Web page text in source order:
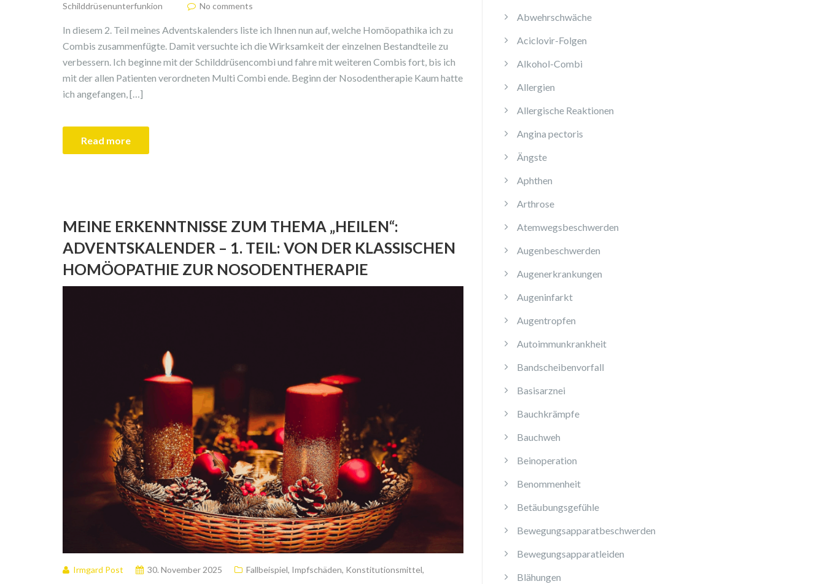
Schilddrüsenunterfunkion
No comments
In diesem 2. Teil meines Adventskalenders liste ich Ihnen nun auf, welche Homöopathika ich zu
Combis zusammenfügte. Damit versuchte ich die Wirksamkeit der einzelnen Bestandteile zu
verbessern. Ich beginne mit der Schilddrüsencombi und fahre mit weiteren Combis fort, bis ich
mit der allen Patienten verordneten Multi Combi ende. Beginn der Nosodentherapie Kaum hatte
ich angefangen, […]
Read more
MEINE ERKENNTNISSE ZUM THEMA „HEILEN“:
ADVENTSKALENDER – 1. TEIL: VON DER KLASSISCHEN
HOMÖOPATHIE ZUR NOSODENTHERAPIE
Irmgard Post 30. November 2025 Fallbeispiel, Impfschäden, Konstitutionsmittel,
Abwehrschwäche
Aciclovir-Folgen
Alkohol-Combi
Allergien
Allergische Reaktionen
Angina pectoris
Ängste
Aphthen
Arthrose
Atemwegsbeschwerden
Augenbeschwerden
Augenerkrankungen
Augeninfarkt
Augentropfen
Autoimmunkrankheit
Bandscheibenvorfall
Basisarznei
Bauchkrämpfe
Bauchweh
Beinoperation
Benommenheit
Betäubungsgefühle
Bewegungsapparatbeschwerden
Bewegungsapparatleiden
Blähungen